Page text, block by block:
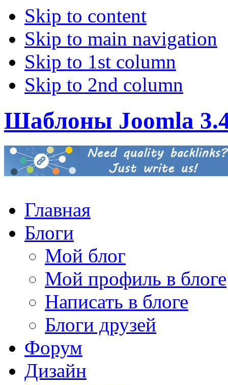
Skip to content
Skip to main navigation
Skip to 1st column
Skip to 2nd column
Шаблоны Joomla
Главная
Блоги
Мой блог
Мой профиль в блоге
Написать в блоге
Блоги друзей
Форум
Дизайн